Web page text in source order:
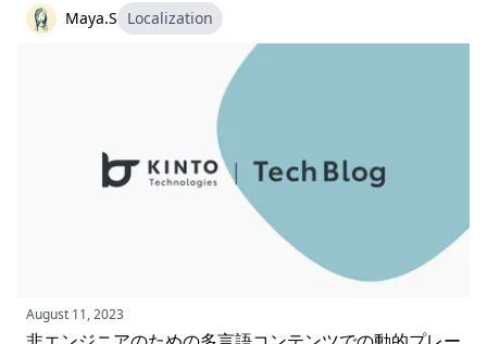
Maya.S Localization
August 11, 2023